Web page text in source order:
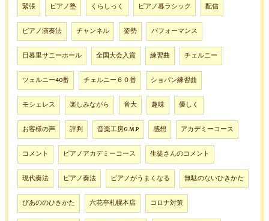
緊張 ピアノ塾 くらしっく ピアノ暮ラシック 配信
ピアノ演奏法 チャンネル 姿勢 パフォーマンス
日暮里サニーホール 全国大会入賞 練習曲 チェルニー
ツェルニー40番 チェルニー６０番 ショパン練習曲
モシェレス 楽しみながら 音大 趣味 優しく
お客様の声 評判 音楽工房G.M.P 感想 アカデミーコース
コメント ピアノアカデミーコース 生徒さんのコメント
現代奏法 ピアノ奏法 ピアノがうまくなる 無駄のないひきかた
ぴあののひきかた 六花亭札幌本店 コロナ対策